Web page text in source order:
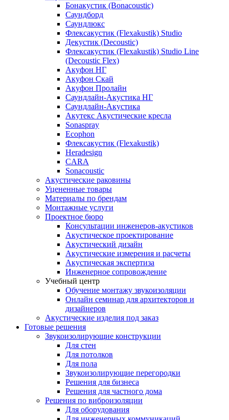
Бонакустик (Bonacoustic)
Саундборд
Саундлюкс
Флексакустик (Flexakustik) Studio
Декустик (Decoustic)
Флексакустик (Flexakustik) Studio Line
(Decoustic Flex)
Акуфон НГ
Акуфон Скай
Акуфон Пролайн
Саундлайн-Акустика НГ
Саундлайн-Акустика
Акутекс Акустические кресла
Sonaspray
Ecophon
Флексакустик (Flexakustik)
Heradesign
CARA
Sonacoustic
Акустические раковины
Уцененные товары
Материалы по брендам
Монтажные услуги
Проектное бюро
Консультации инженеров-акустиков
Акустическое проектирование
Акустический дизайн
Акустические измерения и расчеты
Акустическая экспертиза
Инженерное сопровождение
Учебный центр
Обучение монтажу звукоизоляции
Онлайн семинар для архитекторов и
дизайнеров
Акустические изделия под заказ
Готовые решения
Звукоизолирующие конструкции
Для стен
Для потолков
Для пола
Звукоизолирующие перегородки
Решения для бизнеса
Решения для частного дома
Решения по виброизоляции
Для оборудования